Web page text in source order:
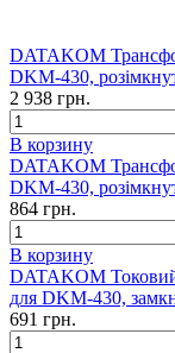
DATAKOM
DKM-430,
2 938 грн.
В корзину
DATAKOM
DKM-430,
864 грн.
В корзину
DATAKOM
для DKM-430,
691 грн.